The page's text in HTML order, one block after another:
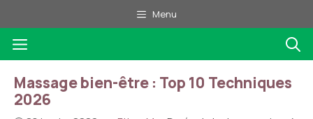
au
contenu
Menu
Menu
Massage bien-être : Top 10 Techniques
2026